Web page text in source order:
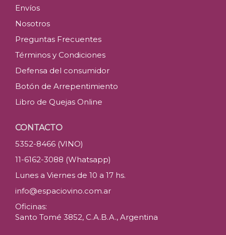
Envíos
Nosotros
Preguntas Frecuentes
Términos y Condiciones
Defensa del consumidor
Botón de Arrepentimiento
Libro de Quejas Online
CONTACTO
5352-8466 (VINO)
11-6162-3088 (Whatsapp)
Lunes a Viernes de 10 a 17 hs.
info@espaciovino.com.ar
Oficinas:
Santo Tomé 3852, C.A.B.A., Argentina